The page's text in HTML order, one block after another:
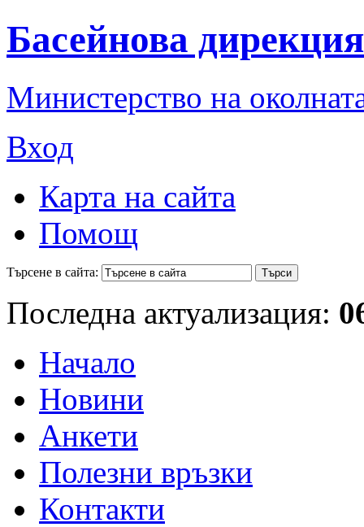
Басейнова
Министерство на
Вход
Карта на сайта
Помощ
Търсене в сайта:
Последна актуализация:
Начало
Новини
Анкети
Полезни връзки
Контакти